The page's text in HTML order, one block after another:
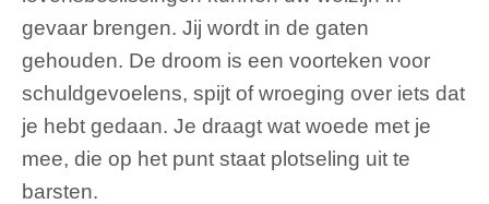
gevaar brengen. Jij wordt in de gaten
gehouden. De droom is een voorteken voor
schuldgevoelens, spijt of wroeging over iets dat
je hebt gedaan. Je draagt ​​wat woede met je
mee, die op het punt staat plotseling uit te
barsten.